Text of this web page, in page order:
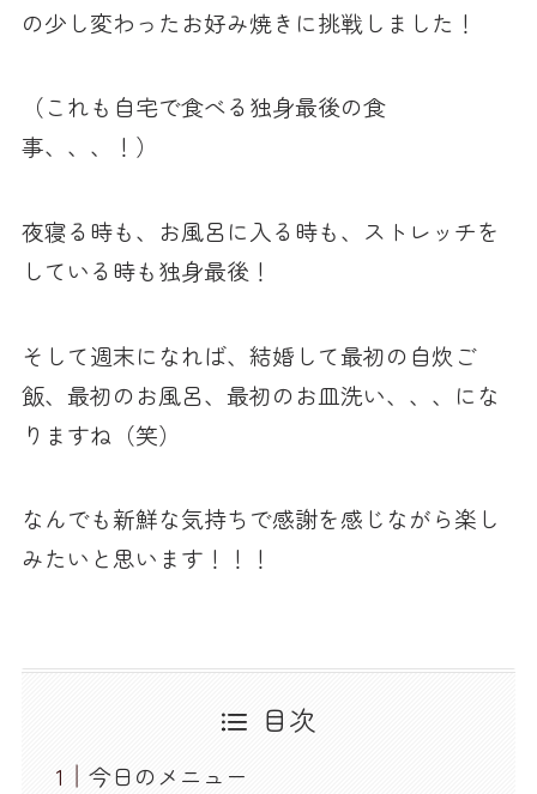
の少し変わったお好み焼きに挑戦しました！
（これも自宅で食べる独身最後の食
事、、、！）
夜寝る時も、お風呂に入る時も、ストレッチを
している時も独身最後！
そして週末になれば、結婚して最初の自炊ご
飯、最初のお風呂、最初のお皿洗い、、、にな
りますね（笑）
なんでも新鮮な気持ちで感謝を感じながら楽し
みたいと思います！！！
目次
今日のメニュー